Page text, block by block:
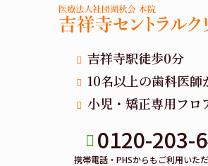
吉祥寺駅徒歩0分
10名以上の歯科医師
小児・矯正専用フロ
0120-203-
携帯電話・PHSからもご利用いただ